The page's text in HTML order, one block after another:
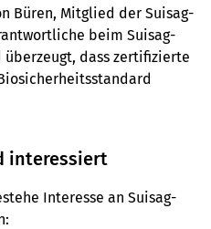
Büren, Mitglied der Suisag-
beim Suisag-
überzeugt, dass zertifizierte
interessiert
Interesse an Suisag-